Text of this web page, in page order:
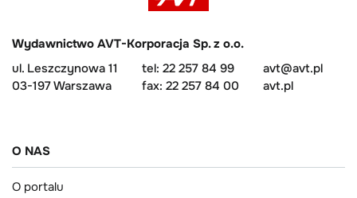
Wydawnictwo AVT-Korporacja Sp. z o.o.
ul. Leszczynowa 11
03-197 Warszawa
tel: 22 257 84 99
fax: 22 257 84 00
avt@avt.pl
avt.pl
O NAS
O portalu